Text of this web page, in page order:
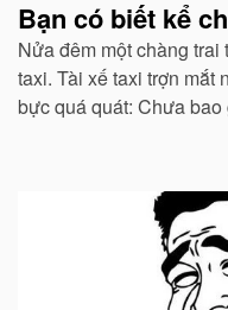
Bạn có biết kể
Nửa đêm một chàng
taxi. Tài xế taxi trợn mắt
bực quá quát: Chưa